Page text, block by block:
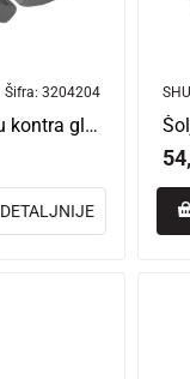
Šifra:3204204
Doboš za kinesku kontra glavu ( 2 )
DETALJNIJE